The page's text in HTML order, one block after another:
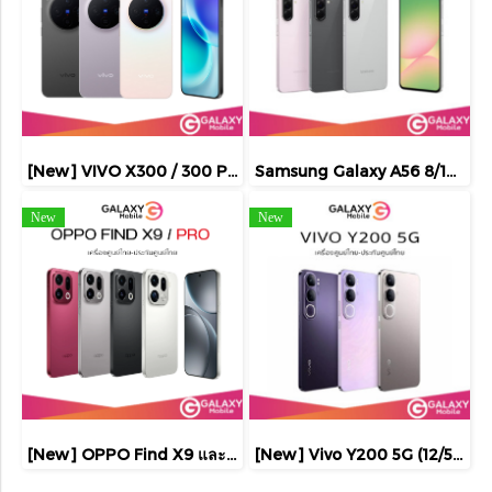
[New] VIVO X300 / 300 Pro ชิป MediaTek Dimensity 9500 จอ 120Hz ขนาด 6.31 นิ้ว กล้อง 200MP แบต 6040mAh I X300 ศูนย์ไทย Samsung Galaxy A56 8/128,12/256 5G จอภาพ SAMOLED 6.7 นิ้ว ชาร์จไว 45W ทนน้ำทนฝุ่น IP67 ประกันศูนย์ 1 ปี / A56 A55
New
[New] OPPO Find X9 และ X9 Pro กล้อง 50MP ชิป MediaTek Dimensity 9500 แบต 7,025mAh กันน้ำกันฝุ่นระดับสูง IP68/I
New
[New] Vivo Y200 5G (12/512GB) เครื่องศูนย์ไทย จอ 6.67 นิ้ว กล้อง 50MP ประกันศูนย์ไทย 1 ปี